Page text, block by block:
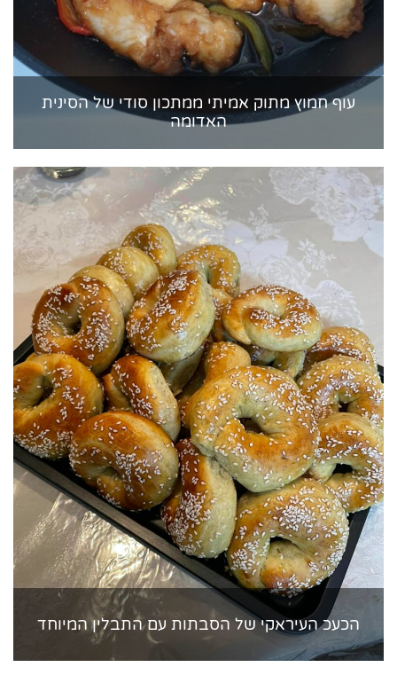
עוף חמוץ מתוק אמיתי ממתכון סודי של הסינית
האדומה
הכעכ העיראקי של הסבתות עם התבלין המיוחד